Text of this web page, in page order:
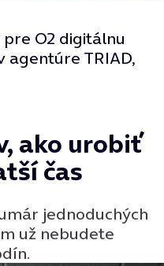
O2 digitálnu
agentúre TRIAD,
ako urobiť
čas
jednoduchých
už nebudete